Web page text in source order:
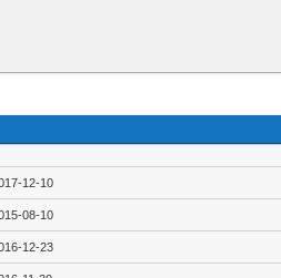
12-10
08-10
12-23